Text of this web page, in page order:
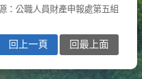
：公職人員財產申報處第五組
回上一頁 回最上面